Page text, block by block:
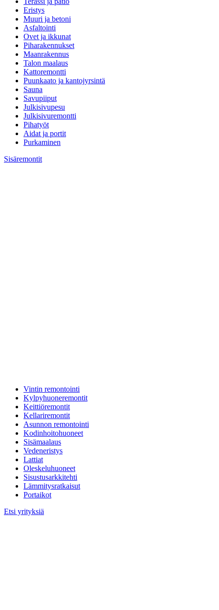
Eristys
Muuri ja betoni
Asfaltointi
Ovet ja ikkunat
Piharakennukset
Maanrakennus
Talon maalaus
Kattoremontti
Puunkaato ja kantojyrsintä
Sauna
Savupiiput
Julkisivupesu
Julkisivuremontti
Pihatyöt
Aidat ja portit
Purkaminen
Sisäremontit
Vintin remontointi
Kylpyhuoneremontit
Keittiöremontit
Kellariremontit
Asunnon remontointi
Kodinhoitohuoneet
Sisämaalaus
Vedeneristys
Lattiat
Oleskeluhuoneet
Sisustusarkkitehti
Lämmitysratkaisut
Portaikot
Etsi yrityksiä